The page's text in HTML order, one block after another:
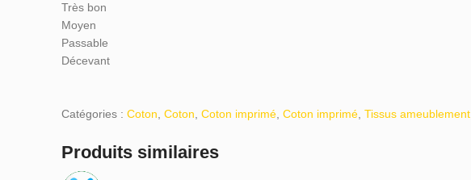
Très bon
Moyen
Passable
Décevant
Catégories : Coton Coton Coton imprimé Coton imprimé Tissus ameublement
Produits similaires